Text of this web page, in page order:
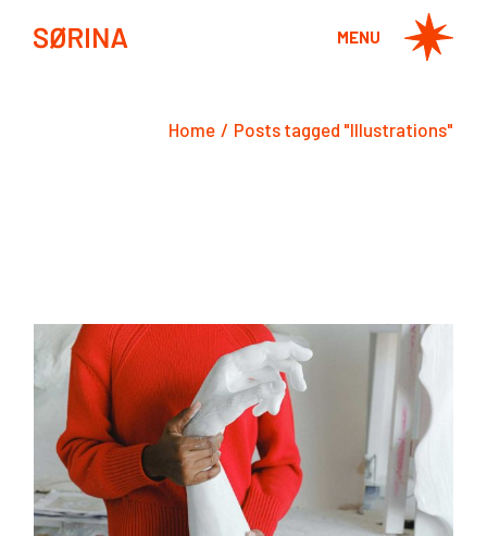
MENU
Home Posts tagged "Illustrations"